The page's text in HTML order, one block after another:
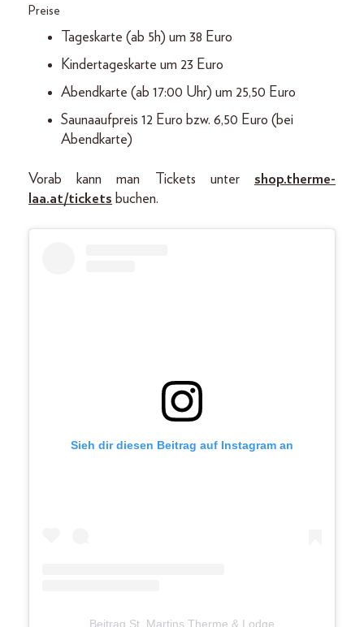
Preise
Tageskarte (ab 5h) um 38 Euro
Kindertageskarte um 23 Euro
Abendkarte (ab 17:00 Uhr) um 25,50 Euro
Saunaaufpreis 12 Euro bzw. 6,50 Euro (bei
Abendkarte)
Vorab kann man Tickets unter shop.therme-
laa.at/tickets buchen.
Sieh dir diesen Beitrag auf Instagram an
Beitrag St. Martins Therme & Lodge